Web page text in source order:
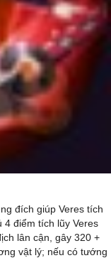
đích giúp Veres tích
4 điểm tích lũy Veres
lân cận, gây 320 +
vật lý; nếu có tướng